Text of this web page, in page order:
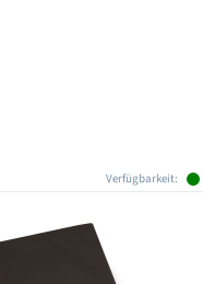
Verfügbarkeit: